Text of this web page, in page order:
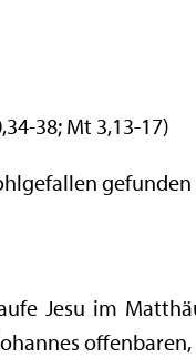
38; Mt 3,13-17)
gefunden
Jesu im